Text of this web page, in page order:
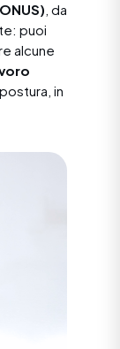
, da
puoi
alcune
in